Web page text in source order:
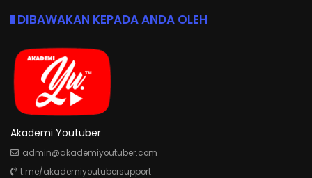
DIBAWAKAN KEPADA ANDA OLEH
Akademi Youtuber
admin@akademiyoutuber.com
t.me/akademiyoutubersupport